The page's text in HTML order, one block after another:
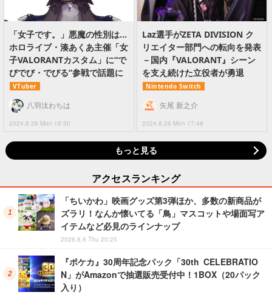
「女子です。」悪魔の性別は…
ホロライブ・湊あくあ主催「女
子VALORANTカスタム」に“で
びでび・でびる”参戦で話題に
VTuber
2024.8.26 Mon 18:30
八羽汰わちは
Laz選手がZETA DIVISION ク
リエイター部門への転向を発表
－国内『VALORANT』シーン
を支え続けた立役者が勇退
Nintendo Switch
2024.8.26 Mon 17:48
矢尾 新之介
もっと見る
アクセスランキング
「ちいかわ」映画グッズ第3弾ほか、多数の新商品が
ズラリ！なんか懐いてる「鳥」マスコットや場面写ア
イテムなど必見のラインナップ
2026.8.6 Thu 20:25
『ポケカ』30周年記念パック「30th CELEBRATIO
N」がAmazonで抽選販売受付中！1BOX（20パック
入り）